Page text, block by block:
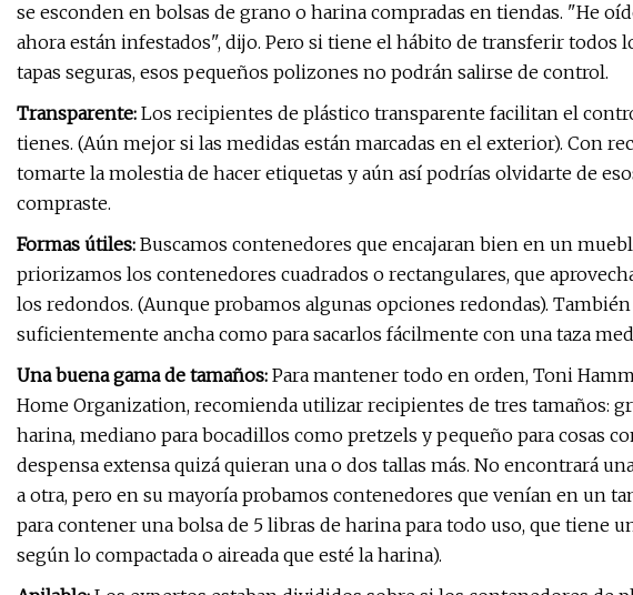
se esconden en bolsas de grano o harina compradas en tiendas. "He
ahora están infestados", dijo. Pero si tiene el hábito de transferir todos
tapas seguras, esos pequeños polizones no podrán salirse de control.
Transparente: Los recipientes de plástico transparente facilitan el
tienes. (Aún mejor si las medidas están marcadas en el exterior). Con
tomarte la molestia de hacer etiquetas y aún así podrías olvidarte de
compraste.
Formas útiles: Buscamos contenedores que encajaran bien en un
priorizamos los contenedores cuadrados o rectangulares, que
los redondos. (Aunque probamos algunas opciones redondas).
suficientemente ancha como para sacarlos fácilmente con una taza
Una buena gama de tamaños: Para mantener todo en orden, Toni
Home Organization, recomienda utilizar recipientes de tres tamaños:
harina, mediano para bocadillos como pretzels y pequeño para cosas
despensa extensa quizá quieran una o dos tallas más. No encontrará
a otra, pero en su mayoría probamos contenedores que venían en un
para contener una bolsa de 5 libras de harina para todo uso, que tiene
según lo compactada o aireada que esté la harina).